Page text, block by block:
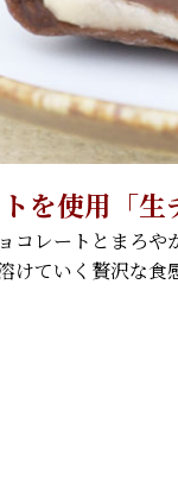
を使用「生
コレートとまろや
けていく贅沢な食